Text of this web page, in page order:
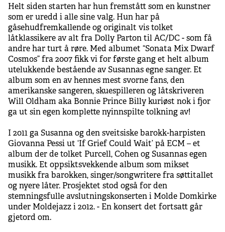
Helt siden starten har hun fremstått som en kunstner
som er uredd i alle sine valg. Hun har på
gåsehudfremkallende og originalt vis tolket
låtklassikere av alt fra Dolly Parton til AC/DC - som få
andre har turt å røre. Med albumet “Sonata Mix Dwarf
Cosmos” fra 2007 fikk vi for første gang et helt album
utelukkende bestående av Susannas egne sanger. Et
album som en av hennes mest svorne fans, den
amerikanske sangeren, skuespilleren og låtskriveren
Will Oldham aka Bonnie Prince Billy kuriøst nok i fjor
ga ut sin egen komplette nyinnspilte tolkning av!
I 2011 ga Susanna og den sveitsiske barokk-harpisten
Giovanna Pessi ut ‘If Grief Could Wait’ på ECM – et
album der de tolket Purcell, Cohen og Susannas egen
musikk. Et oppsiktsvekkende album som mikset
musikk fra barokken, singer/songwritere fra søttitallet
og nyere låter. Prosjektet stod også for den
stemningsfulle avslutningskonserten i Molde Domkirke
under Moldejazz i 2012. - En konsert det fortsatt går
gjetord om.